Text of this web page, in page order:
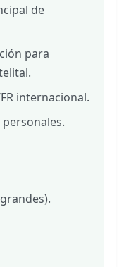
de
para
internacional.